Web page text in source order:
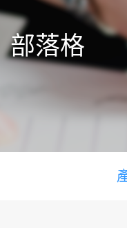
部落格